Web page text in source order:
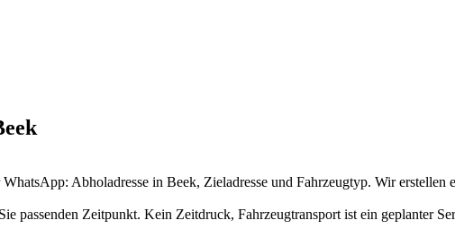
Abholadresse in Beek, Zieladresse und Fahrzeugtyp. Wir erstellen
passenden Zeitpunkt. Kein Zeitdruck, Fahrzeugtransport ist ein geplanter